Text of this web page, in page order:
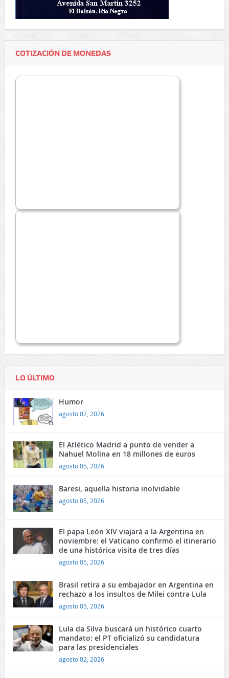
COTIZACIÓN DE MONEDAS
LO ÚLTIMO
Humor
agosto 07, 2026
El Atlético Madrid a punto de vender a
Nahuel Molina en 18 millones de euros
agosto 05, 2026
Baresi, aquella historia inolvidable
agosto 05, 2026
El papa León XIV viajará a la Argentina en
noviembre: el Vaticano confirmó el itinerario
de una histórica visita de tres días
agosto 05, 2026
Brasil retira a su embajador en Argentina en
rechazo a los insultos de Milei contra Lula
agosto 05, 2026
Lula da Silva buscará un histórico cuarto
mandato: el PT oficializó su candidatura
para las presidenciales
agosto 02, 2026